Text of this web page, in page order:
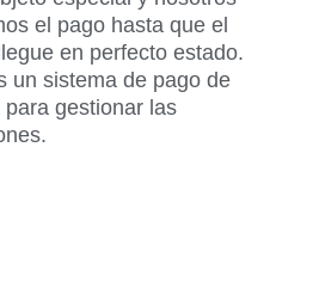
el pago hasta que el
en perfecto estado.
un sistema de pago de
gestionar las